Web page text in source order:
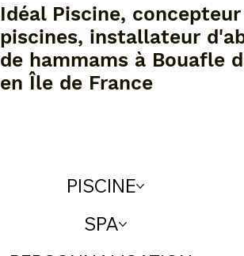
Idéal Piscine,
piscines, installateur
de hammams à Bouafle
en Île de France
PISCINE
SPA